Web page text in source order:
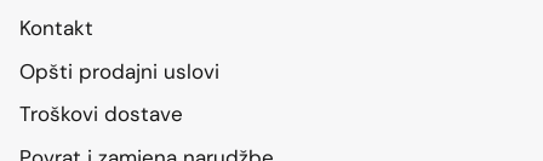
Kontakt
Opšti prodajni uslovi
Troškovi dostave